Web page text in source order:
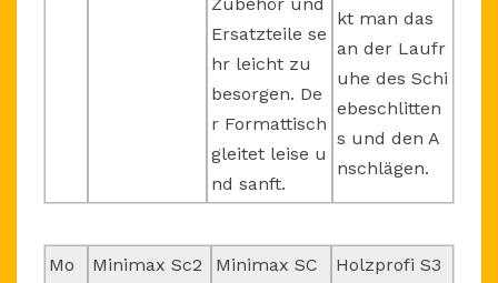
Ersatzteile se
hr leicht zu
besorgen. De
r Formattisch
gleitet leise u
nd sanft.
kt man das
an der Laufr
uhe des Schi
ebeschlitten
s und den A
nschlägen.
Mo
Minimax Sc2
Minimax SC
Holzprofi S3